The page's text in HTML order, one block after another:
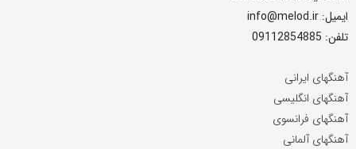
ایمیل: info@melod.ir
تلفن: 09112854885
آهنگهای ایرانی
آهنگهای انگلیسی
آهنگهای فرانسوی
آهنگهای آلمانی